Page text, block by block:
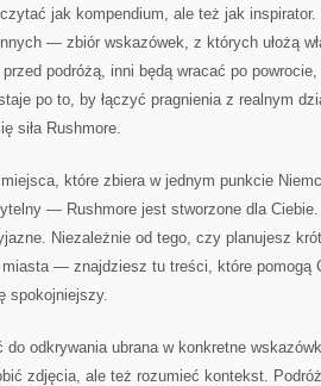
jak kompendium, ale też jak inspirator.
— zbiór wskazówek, z których ułożą
podróżą, inni będą wracać po
po to, by łączyć pragnienia z realnym
siła Rushmore.
które zbiera w jednym punkcie
— Rushmore jest stworzone dla
Niezależnie od tego, czy planujesz
— znajdziesz tu treści, które pomogą
spokojniejszy.
do odkrywania ubrana w konkretne
zdjęcia, ale też rozumieć kontekst.